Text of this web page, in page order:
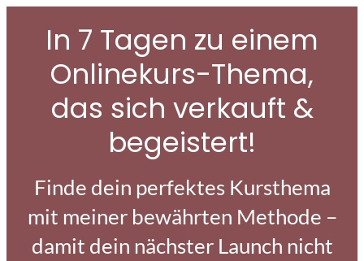
In 7 Tagen zu einem
Onlinekurs-Thema,
das sich verkauft &
begeistert!
Finde dein perfektes Kursthema
mit meiner bewährten Methode –
damit dein nächster Launch nicht